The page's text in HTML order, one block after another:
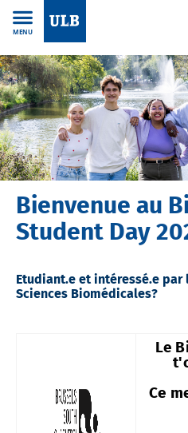
MENU
Accueil FR Étudier Se former
Bienvenue au
Student Day
Etudiant.e et intéressé.e
Sciences Biomédicales?
Le
Ce